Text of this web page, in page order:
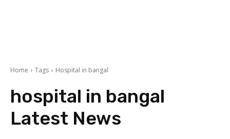
Home Tags Hospital in bangal
hospital in bangal
Latest News